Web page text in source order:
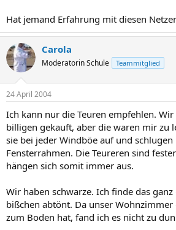
Hat jemand Erfahrung mit diesen
Carola
Moderatorin Schule Teammitglied
24 April 2004
Ich kann nur die Teuren empfehlen.
billigen gekauft, aber die waren mir zu
sie bei jeder Windböe auf und schlugen
Fensterrahmen. Die Teureren sind
hängen sich somit immer aus.
Wir haben schwarze. Ich finde das
bißchen abtönt. Da unser
zum Boden hat, fand ich es nicht zu